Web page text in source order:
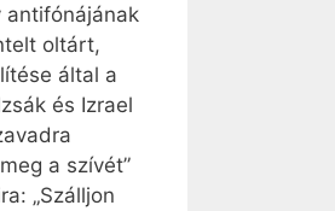
antifónájának
oltárt,
által a
és Izrael
a szívét”
„Szálljon